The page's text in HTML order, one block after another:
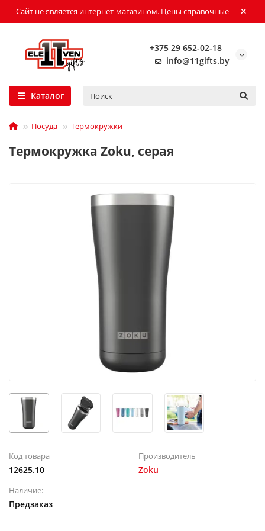
Сайт не является интернет-магазином. Цены справочные
+375 29 652-02-18
info@11gifts.by
Каталог
Посуда Термокружки
Термокружка Zoku, серая
Код товара
12625.10
Производитель
Zoku
Наличие:
Предзаказ